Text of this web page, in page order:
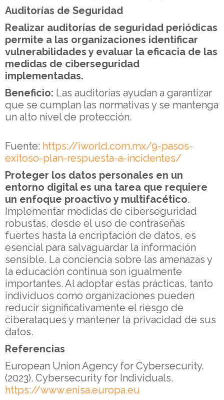
Auditorías de Seguridad
Realizar auditorías de seguridad periódicas
permite a las organizaciones identificar
vulnerabilidades y evaluar la eficacia de las
medidas de ciberseguridad
implementadas.
Beneficio: Las auditorías ayudan a garantizar
que se cumplan las normativas y se mantenga
un alto nivel de protección.
Fuente: https://iworld.com.mx/9-pasos-
exitoso-plan-respuesta-a-incidentes/
Proteger los datos personales en un
entorno digital es una tarea que requiere
un enfoque proactivo y multifacético.
Implementar medidas de ciberseguridad
robustas, desde el uso de contraseñas
fuertes hasta la encriptación de datos, es
esencial para salvaguardar la información
sensible. La conciencia sobre las amenazas y
la educación continua son igualmente
importantes. Al adoptar estas prácticas, tanto
individuos como organizaciones pueden
reducir significativamente el riesgo de
ciberataques y mantener la privacidad de sus
datos.
Referencias
European Union Agency for Cybersecurity.
(2023). Cybersecurity for Individuals.
https://www.enisa.europa.eu